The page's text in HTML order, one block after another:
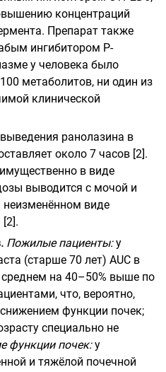
концентраций
Препарат также
ингибитором P-
у человека было
метаболитов, ни один из
клинической
ранолазина в
около 7 часов [2].
в виде
выводится с мочой и
виде
Пожилые пациенты:у
(старше 70 лет) AUC в
на 40–50% выше по
что, вероятно,
функции почек;
специально не
функции почек:у
и тяжёлой почечной